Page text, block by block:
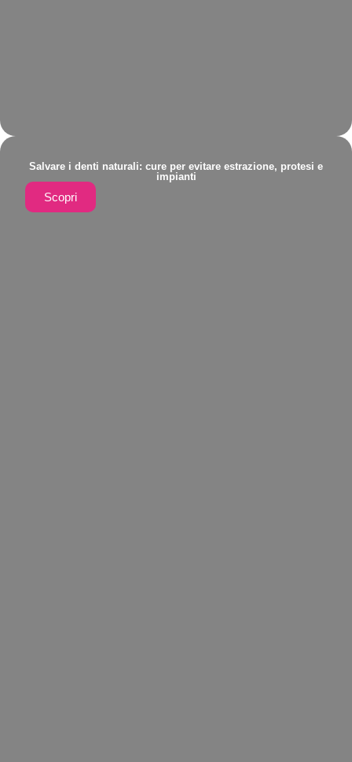
Salvare i denti naturali: cure per evitare estrazione, protesi e
impianti
Scopri